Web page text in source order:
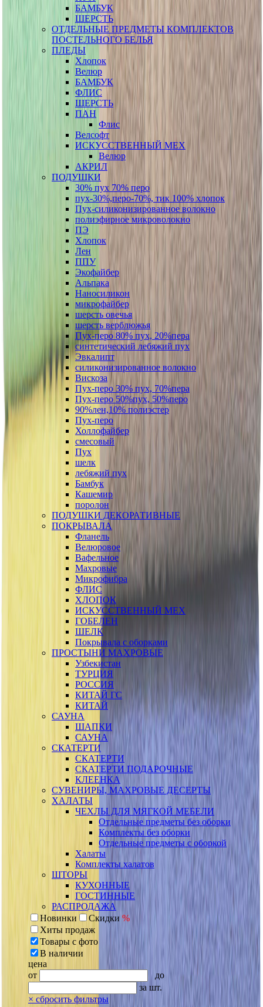
БАМБУК
ШЕРСТЬ
ОТДЕЛЬНЫЕ ПРЕДМЕТЫ КОМПЛЕКТОВ
ПОСТЕЛЬНОГО БЕЛЬЯ
ПЛЕДЫ
Хлопок
Велюр
БАМБУК
ФЛИС
ШЕРСТЬ
ПАН
Флис
Велсофт
ИСКУССТВЕННЫЙ МЕХ
Велюр
АКРИЛ
ПОДУШКИ
30% пух 70% перо
пух-30%,перо-70%, тик 100% хлопок
Пух-силиконизированное волокно
полиэфирное микроволокно
ПЭ
Хлопок
Лен
ППУ
Экофайбер
Альпака
Наносиликон
микрофайбер
шерсть овечья
шерсть верблюжья
Пух-перо 80% пух, 20%пера
синтетический лебяжий пух
Эвкалипт
силиконизированное волокно
Вискоза
Пух-перо 30% пух, 70%пера
Пух-перо 50%пух, 50%перо
90%лен,10% полиэстер
Пух-перо
Холлофайбер
смесовый
Пух
шелк
лебяжий пух
Бамбук
Кашемир
поролон
ПОДУШКИ ДЕКОРАТИВНЫЕ
ПОКРЫВАЛА
Фланель
Велюровое
Вафельное
Махровые
Микрофибра
ФЛИС
ХЛОПОК
ИСКУССТВЕННЫЙ МЕХ
ГОБЕЛЕН
ШЕЛК
Покрывала с оборками
ПРОСТЫНИ МАХРОВЫЕ
Узбекистан
ТУРЦИЯ
РОССИЯ
КИТАЙ ГС
КИТАЙ
САУНА
ШАПКИ
САУНА
СКАТЕРТИ
СКАТЕРТИ
СКАТЕРТИ ПОДАРОЧНЫЕ
КЛЕЕНКА
СУВЕНИРЫ, МАХРОВЫЕ ДЕСЕРТЫ
ХАЛАТЫ
ЧЕХЛЫ ДЛЯ МЯГКОЙ МЕБЕЛИ
Отдельные предметы без оборки
Комплекты без оборки
Отдельные предметы с оборкой
Халаты
Комплекты халатов
ШТОРЫ
КУХОННЫЕ
ГОСТИННЫЕ
РАСПРОДАЖА
Новинки
Скидки %
Хиты продаж
Товары с фото
В наличии
цена
от
до
за шт.
× сбросить фильтры